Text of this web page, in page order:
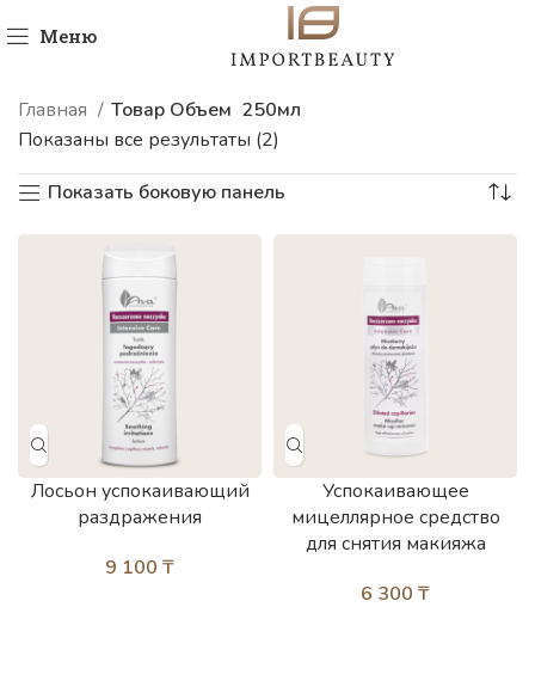
Меню
Главная Товар Объем 250мл
Показаны все результаты (2)
Показать боковую панель
Лосьон успокаивающий
раздражения
9 100 ₸
Успокаивающее
мицеллярное средство
для снятия макияжа
6 300 ₸